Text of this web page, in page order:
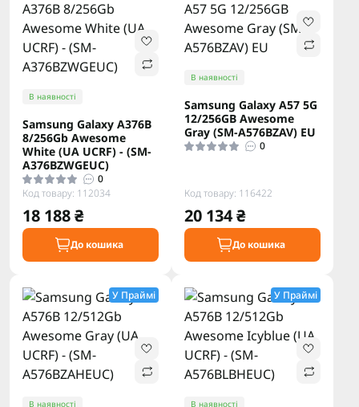
В наявності
Samsung Galaxy A376B
8/256Gb Awesome
White (UA UCRF) - (SM-
A376BZWGEUC)
0
Код товару: 112034
18 188 ₴
До кошика
В наявності
Samsung Galaxy A57 5G
12/256GB Awesome
Gray (SM-A576BZAV) EU
0
Код товару: 116422
20 134 ₴
До кошика
У Праймі
В наявності
У Праймі
В наявності